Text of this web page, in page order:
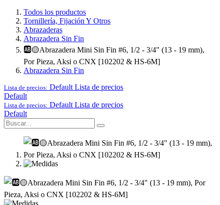
Todos los productos
Tornillería, Fijación Y Otros
Abrazaderas
Abrazadera Sin Fin
🆎🟡Abrazadera Mini Sin Fin #6, 1/2 - 3/4" (13 - 19 mm),
Por Pieza, Aksi o CNX [102202 & HS-6M]
Abrazadera Sin Fin
Lista de precios: Default Lista de precios
Default
Lista de precios: Default Lista de precios
Default